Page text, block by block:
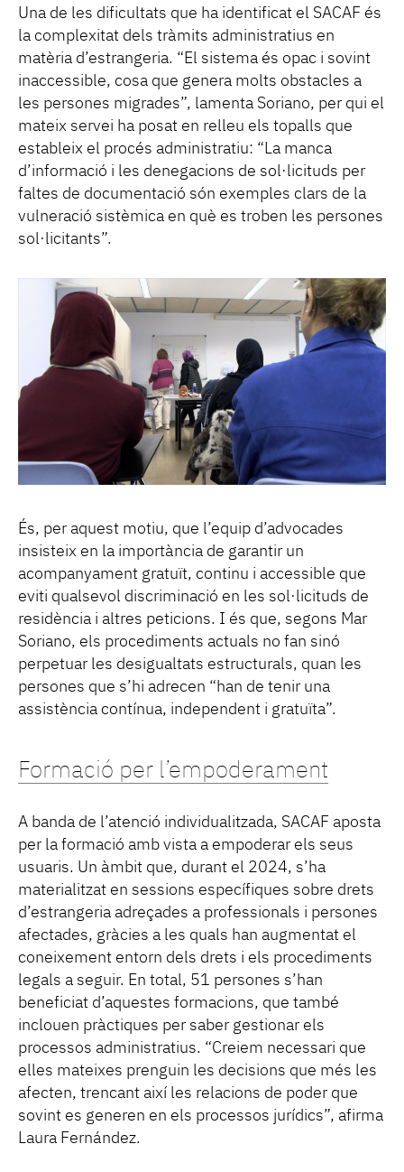
Una de les dificultats que ha identificat el SACAF és
la complexitat dels tràmits administratius en
matèria d’estrangeria. “El sistema és opac i sovint
inaccessible, cosa que genera molts obstacles a
les persones migrades”, lamenta Soriano, per qui el
mateix servei ha posat en relleu els topalls que
estableix el procés administratiu: “La manca
d’informació i les denegacions de sol·licituds per
faltes de documentació són exemples clars de la
vulneració sistèmica en què es troben les persones
sol·licitants”.
És, per aquest motiu, que l’equip d’advocades
insisteix en la importància de garantir un
acompanyament gratuït, continu i accessible que
eviti qualsevol discriminació en les sol·licituds de
residència i altres peticions. I és que, segons Mar
Soriano, els procediments actuals no fan sinó
perpetuar les desigualtats estructurals, quan les
persones que s’hi adrecen “han de tenir una
assistència contínua, independent i gratuïta”.
Formació per l’empoderament
A banda de l’atenció individualitzada, SACAF aposta
per la formació amb vista a empoderar els seus
usuaris. Un àmbit que, durant el 2024, s’ha
materialitzat en sessions específiques sobre drets
d’estrangeria adreçades a professionals i persones
afectades, gràcies a les quals han augmentat el
coneixement entorn dels drets i els procediments
legals a seguir. En total, 51 persones s’han
beneficiat d’aquestes formacions, que també
inclouen pràctiques per saber gestionar els
processos administratius. “Creiem necessari que
elles mateixes prenguin les decisions que més les
afecten, trencant així les relacions de poder que
sovint es generen en els processos jurídics”, afirma
Laura Fernández.